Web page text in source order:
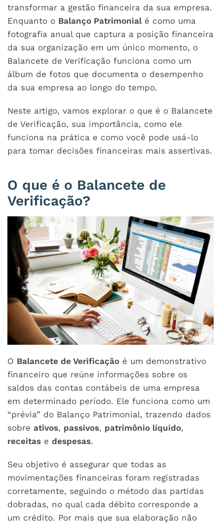
transformar a gestão financeira da sua empresa.
Enquanto o Balanço Patrimonialé como uma
fotografia anual que captura a posição financeira
da sua organização em um único momento, o
Balancete de Verificação funciona como um
álbum de fotos que documenta o desempenho
da sua empresa ao longo do tempo.
Neste artigo, vamos explorar o que é o Balancete
de Verificação, sua importância, como ele
funciona na prática e como você pode usá-lo
para tomar decisões financeiras mais assertivas.
O que é o Balancete de
Verificação?
O Balancete de Verificação é um demonstrativo
financeiro que reúne informações sobre os
saldos das contas contábeis de uma empresa
em determinado período. Ele funciona como um
“prévia” do Balanço Patrimonial, trazendo dados
sobre ativos, passivos, patrimônio líquido,
receitas e despesas.
Seu objetivo é assegurar que todas as
movimentações financeiras foram registradas
corretamente, seguindo o método das partidas
dobradas, no qual cada débito corresponde a
um crédito. Por mais que sua elaboração não